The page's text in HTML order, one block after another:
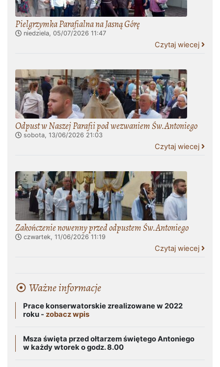
Pielgrzymka Parafialna na Jasną Górę
niedziela, 05/07/2026 11:47
Czytaj wiecej
Odpust w Naszej Parafii pod wezwaniem Św.Antoniego
sobota, 13/06/2026 21:03
Czytaj wiecej
Zakończenie nowenny przed odpustem Św.Antoniego
czwartek, 11/06/2026 11:19
Czytaj wiecej
Ważne informacje
Prace konserwatorskie zrealizowane w 2022
roku - zobacz wpis
Msza święta przed ołtarzem świętego Antoniego
w każdy wtorek o godz. 8.00